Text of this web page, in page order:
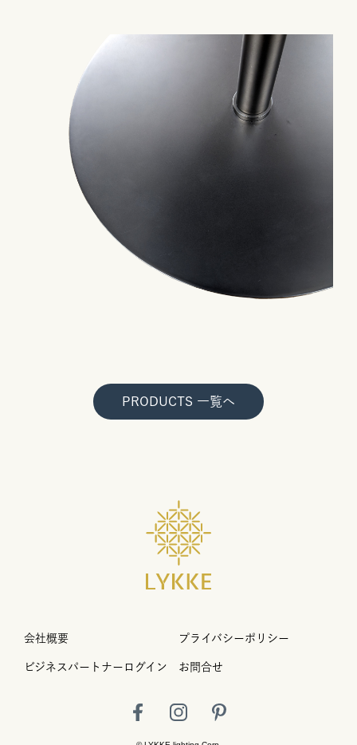
PRODUCTS 一覧へ
会社概要 プライバシーポリシー
ビジネスパートナーログイン お問合せ